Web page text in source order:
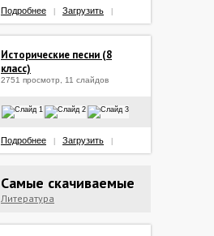
Подробнее Загрузить
Исторические песни (8
класс)
2751 просмотр, 11 слайдов
Подробнее Загрузить
Самые скачиваемые
Литература